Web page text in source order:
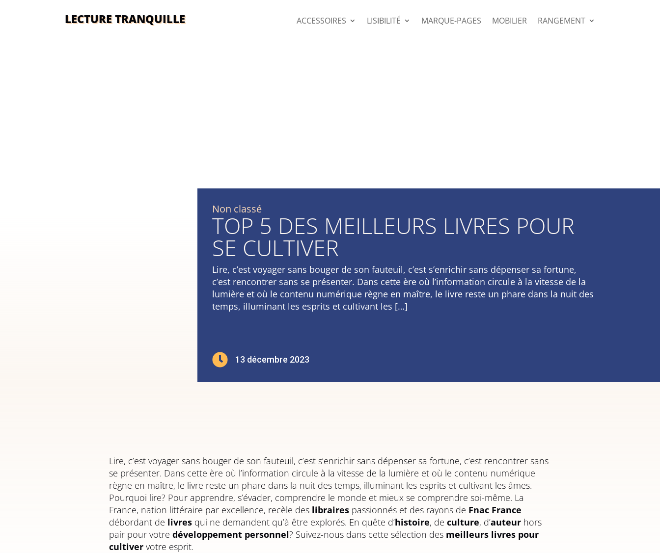
LECTURE TRANQUILLE ACCESSOIRES LISIBILITÉ MARQUE-PAGES MOBILIER RANGEMENT
Non classé
TOP 5 DES MEILLEURS LIVRES POUR
SE CULTIVER
Lire, c’est voyager sans bouger de son fauteuil, c’est s’enrichir sans dépenser sa fortune,
c’est rencontrer sans se présenter. Dans cette ère où l’information circule à la vitesse de la
lumière et où le contenu numérique règne en maître, le livre reste un phare dans la nuit des
temps, illuminant les esprits et cultivant les […]
 13 décembre 2023
Lire, c’est voyager sans bouger de son fauteuil, c’est s’enrichir sans dépenser sa fortune, c’est rencontrer sans
se présenter. Dans cette ère où l’information circule à la vitesse de la lumière et où le contenu numérique
règne en maître, le livre reste un phare dans la nuit des temps, illuminant les esprits et cultivant les âmes.
Pourquoi lire? Pour apprendre, s’évader, comprendre le monde et mieux se comprendre soi-même. La
France, nation littéraire par excellence, recèle des libraires passionnés et des rayons de Fnac France
débordant de livres qui ne demandent qu’à être explorés. En quête d’histoire, de culture, d’auteur hors
pair pour votre développement personnel? Suivez-nous dans cette sélection des meilleurs livres pour
cultiver votre esprit.